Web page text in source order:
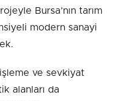
Bursa’nın tarım
modern sanayi
ve sevkiyat
alanları da